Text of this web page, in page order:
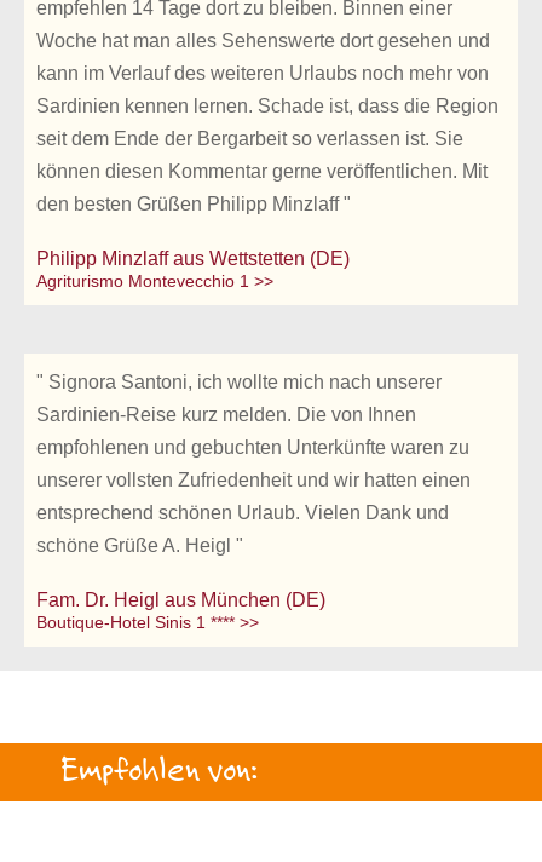
empfehlen 14 Tage dort zu bleiben. Binnen einer
Woche hat man alles Sehenswerte dort gesehen und
kann im Verlauf des weiteren Urlaubs noch mehr von
Sardinien kennen lernen. Schade ist, dass die Region
seit dem Ende der Bergarbeit so verlassen ist. Sie
können diesen Kommentar gerne veröffentlichen. Mit
den besten Grüßen Philipp Minzlaff "
Philipp Minzlaff aus Wettstetten (DE)
Agriturismo Montevecchio 1 >>
" Signora Santoni, ich wollte mich nach unserer
Sardinien-Reise kurz melden. Die von Ihnen
empfohlenen und gebuchten Unterkünfte waren zu
unserer vollsten Zufriedenheit und wir hatten einen
entsprechend schönen Urlaub. Vielen Dank und
schöne Grüße A. Heigl "
Fam. Dr. Heigl aus München (DE)
Boutique-Hotel Sinis 1 **** >>
Empfohlen von: